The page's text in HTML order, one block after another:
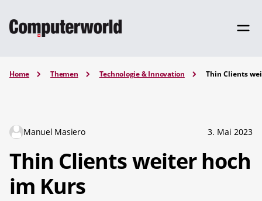
Home Themen Technologie & Innovation Thin Clients
Manuel Masiero 3. Mai 2023
Thin Clients weiter hoch
im Kurs